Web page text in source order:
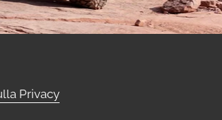
Privacy